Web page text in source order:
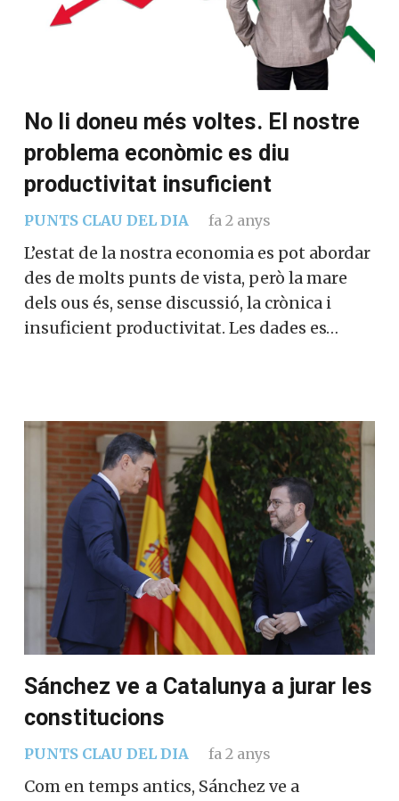
No li doneu més voltes. El nostre
problema econòmic es diu
productivitat insuficient
PUNTS CLAU DEL DIA fa 2 anys
L’estat de la nostra economia es pot abordar
des de molts punts de vista, però la mare
dels ous és, sense discussió, la crònica i
insuficient productivitat. Les dades es…
Sánchez ve a Catalunya a jurar les
constitucions
PUNTS CLAU DEL DIA fa 2 anys
Com en temps antics, Sánchez ve a